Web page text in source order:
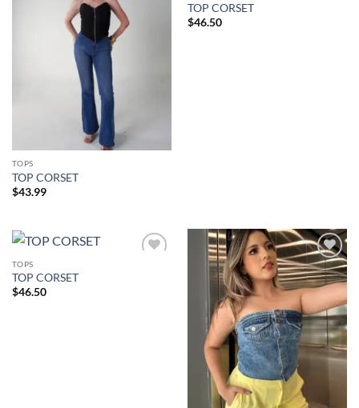
TOPS
TOP CORSET
$43.99
TOP CORSET
$46.50
TOPS
TOP CORSET
$46.50
Añadir
a la
lista de
deseos